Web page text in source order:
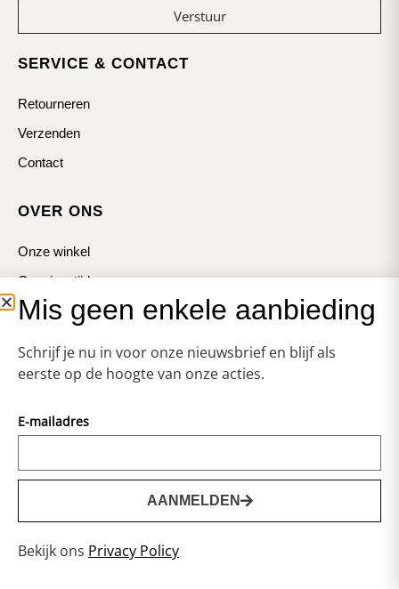
Verstuur
SERVICE & CONTACT
Retourneren
Verzenden
Contact
OVER ONS
Onze winkel
Openingstijden
Koopzondagen
Vormgeving & Techniek:
Voorwaarden
Mis geen enkele aanbieding
Schrijf je nu in voor onze nieuwsbrief en blijf als
eerste op de hoogte van onze acties.
E-mailadres
AANMELDEN
Bekijk ons Privacy Policy